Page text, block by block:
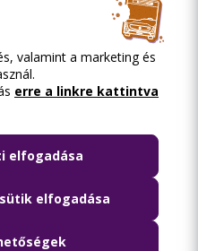
helyett két
valamint a marketing és
erre a linkre kattintva
elfogadása
elfogadása